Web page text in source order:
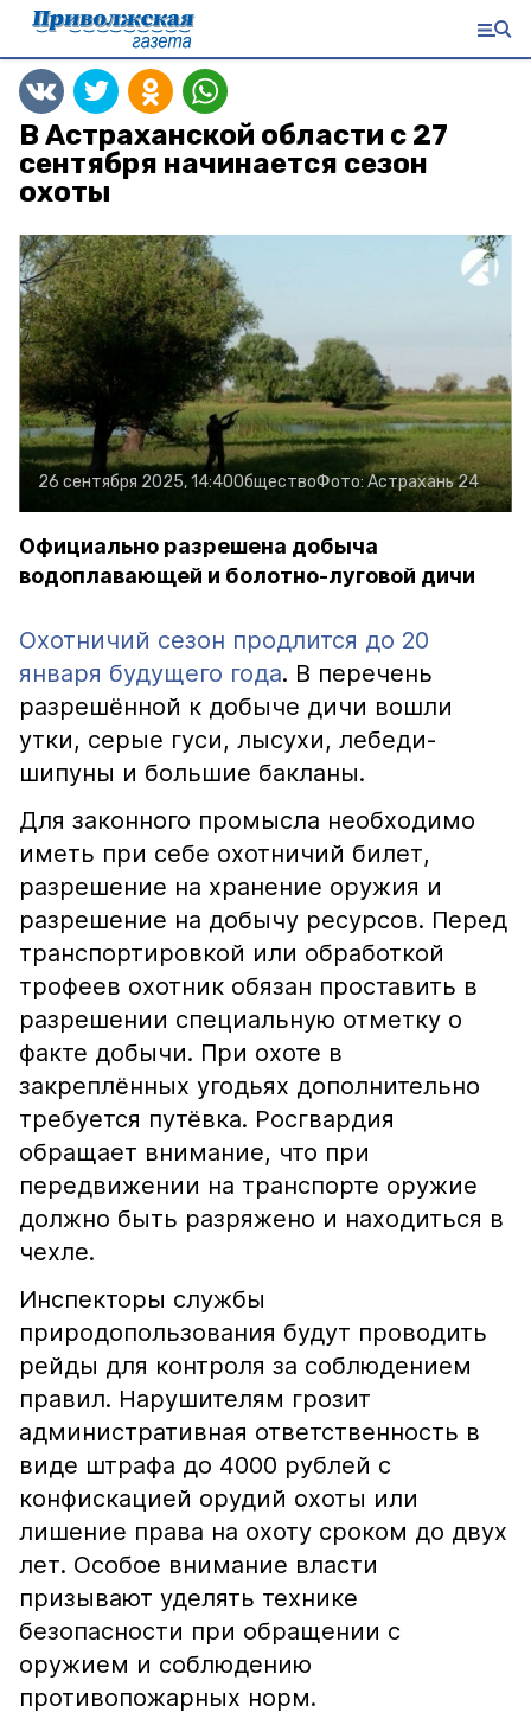
В Астраханской области с 27
сентября начинается сезон
охоты
26 сентября 2025, 14:40ОбществоФото:Астрахань 24
Официально разрешена добыча
водоплавающей и болотно-луговой дичи
Охотничий сезон продлится до 20
января будущего года. В перечень
разрешённой к добыче дичи вошли
утки, серые гуси, лысухи, лебеди-
шипуны и большие бакланы.
Для законного промысла необходимо
иметь при себе охотничий билет,
разрешение на хранение оружия и
разрешение на добычу ресурсов. Перед
транспортировкой или обработкой
трофеев охотник обязан проставить в
разрешении специальную отметку о
факте добычи. При охоте в
закреплённых угодьях дополнительно
требуется путёвка. Росгвардия
обращает внимание, что при
передвижении на транспорте оружие
должно быть разряжено и находиться в
чехле.
Инспекторы службы
природопользования будут проводить
рейды для контроля за соблюдением
правил. Нарушителям грозит
административная ответственность в
виде штрафа до 4000 рублей с
конфискацией орудий охоты или
лишение права на охоту сроком до двух
лет. Особое внимание власти
призывают уделять технике
безопасности при обращении с
оружием и соблюдению
противопожарных норм.